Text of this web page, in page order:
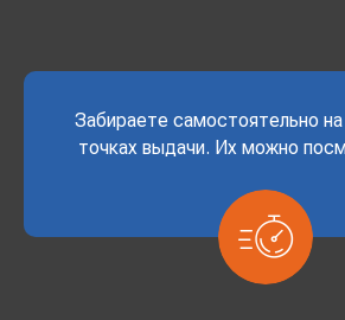
Забираете самостоятельно на
точках выдачи. Их можно